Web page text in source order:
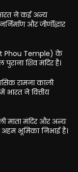
ने कई अन्य
और जीर्णोद्धार
Phou Temple) के
पुराना शिव मंदिर है।
रामना काली
ने वित्तीय
माता मंदिर और अन्य
अहम भूमिका निभाई है।